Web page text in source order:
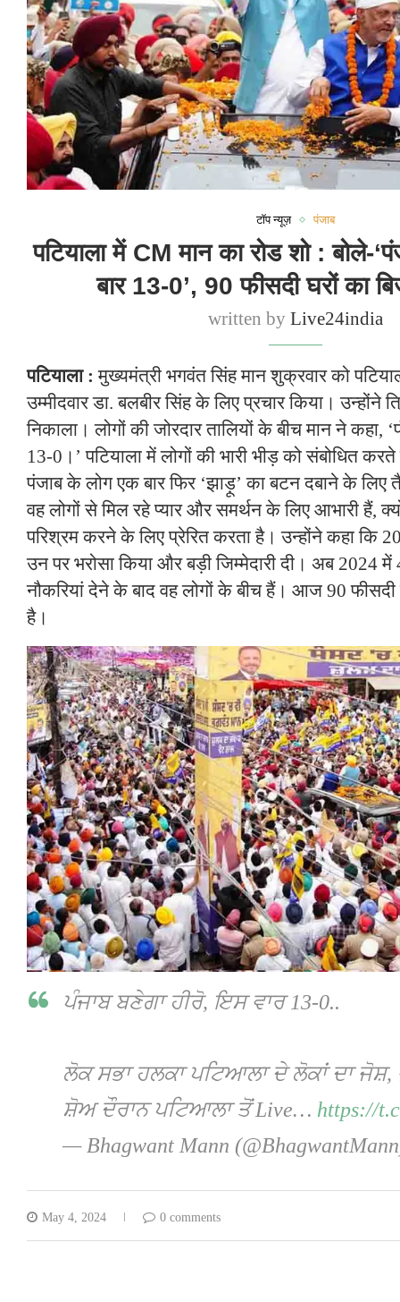
टॉप न्यूज़ पंजाब
पटियाला में CM मान का रोड शो : बोले-
बार 13-0’, 90 फीसदी घरों का
written byLive24india
पटियाला :मुख्यमंत्री भगवंत सिंह मान शुक्रवार को
उम्मीदवार डा. बलबीर सिंह के लिए प्रचार किया। उन्होंने
निकाला। लोगों की जोरदार तालियों के बीच मान ने कहा,
13-0।’ पटियाला में लोगों की भारी भीड़ को संबोधित
पंजाब के लोग एक बार फिर ‘झाड़ू’ का बटन दबाने के लिए
वह लोगों से मिल रहे प्यार और समर्थन के लिए आभारी हैं,
परिश्रम करने के लिए प्रेरित करता है। उन्होंने कहा कि
उन पर भरोसा किया और बड़ी जिम्मेदारी दी। अब 2024
नौकरियां देने के बाद वह लोगों के बीच हैं। आज 90 फीसदी
है।
ਪੰਜਾਬ ਬਣੇਗਾ ਹੀਰੋ, ਇਸ ਵਾਰ 13-0..
ਲੋਕ ਸਭਾ ਹਲਕਾ ਪਟਿਆਲਾ ਦੇ ਲੋਕਾਂ ਦਾ
ਸ਼ੋਅ ਦੌਰਾਨ ਪਟਿਆਲਾ ਤੋਂ Live… https://
— Bhagwant Mann
May 4, 2024 0 comments